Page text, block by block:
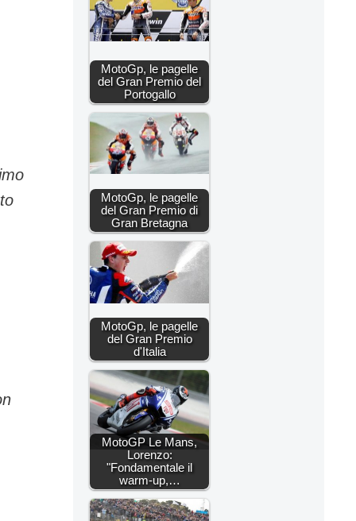
MotoGp, le pagelle
del Gran Premio del
Portogallo
MotoGp, le pagelle
del Gran Premio di
Gran Bretagna
MotoGp, le pagelle
del Gran Premio
d'Italia
MotoGP Le Mans,
Lorenzo:
"Fondamentale il
warm-up,…